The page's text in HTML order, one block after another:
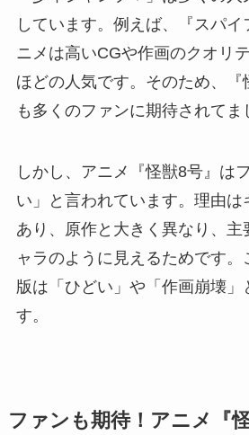
しています。例えば、『スパ
ニメは高いCGや作画のクオリ
ほどの人気です。そのため、『
も多くのファンに期待されてま
しかし、アニメ『怪獣8号』は
い」と言われています。理由は
あり、原作と大きく異なり、主
ャラのように見えるためです。
版は「ひどい」や「作画崩壊」
す。
ファンも期待！アニメ『